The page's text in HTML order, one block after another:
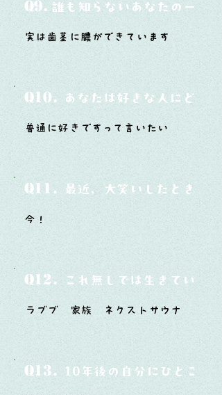
Q9. 誰も知らないあなたの一面は
実は歯茎に膿ができています
Q10. あなたは好きな人にどう
普通に好きですって言いたい
Q11. 最近、大笑いしたときはど
今！
Q12. これ無しでは生きていけ
ラブブ 家族 ネクストサウナ
Q13. 10年後の自分にひとこと